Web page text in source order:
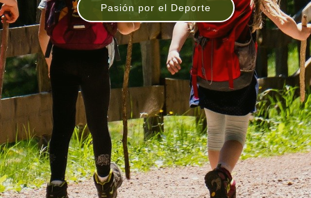
Pasión por el Deporte